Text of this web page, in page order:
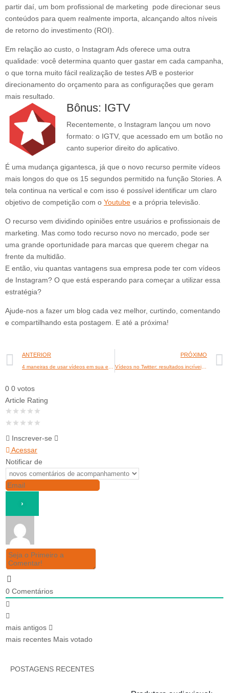
partir daí, um bom profissional de marketing pode direcionar seus
conteúdos para quem realmente importa, alcançando altos níveis
de retorno do investimento (ROI).
Em relação ao custo, o Instagram Ads oferece uma outra
qualidade: você determina quanto quer gastar em cada campanha,
o que torna muito fácil realização de testes A/B e posterior
direcionamento do orçamento para as configurações que geram
mais resultado.
Bônus: IGTV
Recentemente, o Instagram lançou um novo
formato: o IGTV, que acessado em um botão no
canto superior direito do aplicativo.
É uma mudança gigantesca, já que o novo recurso permite vídeos
mais longos do que os 15 segundos permitido na função Stories. A
tela continua na vertical e com isso é possível identificar um claro
objetivo de competição com o Youtube e a própria televisão.
O recurso vem dividindo opiniões entre usuários e profissionais de
marketing. Mas como todo recurso novo no mercado, pode ser
uma grande oportunidade para marcas que querem chegar na
frente da multidão.
E então, viu quantas vantagens sua empresa pode ter com vídeos
de Instagram? O que está esperando para começar a utilizar essa
estratégia?
Ajude-nos a fazer um blog cada vez melhor, curtindo, comentando
e compartilhando esta postagem. E até a próxima!
ANTERIOR
4 maneiras de usar vídeos em sua estratégia de marketing digital
PRÓXIMO
Vídeos no Twitter: resultados incríveis para sua empresa
0 0 votos
Article Rating
Inscrever-se
Acessar
Notificar de
0 Comentários
mais antigos
mais recentes Mais votado
POSTAGENS RECENTES